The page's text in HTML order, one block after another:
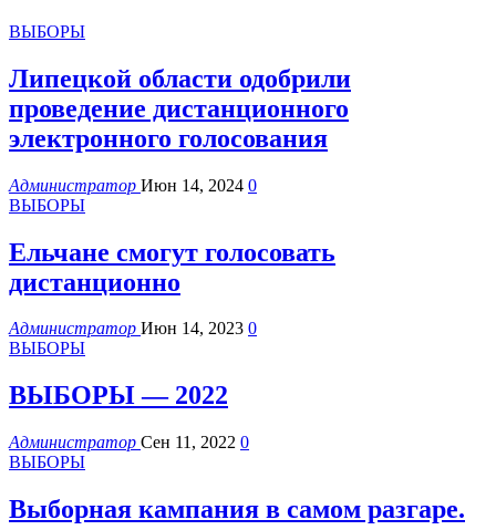
ВЫБОРЫ
Липецкой области одобрили
проведение дистанционного
электронного голосования
Администратор Июн 14, 2024 0
ВЫБОРЫ
Ельчане смогут голосовать
дистанционно
Администратор Июн 14, 2023 0
ВЫБОРЫ
ВЫБОРЫ — 2022
Администратор Сен 11, 2022 0
ВЫБОРЫ
Выборная кампания в самом разгаре.